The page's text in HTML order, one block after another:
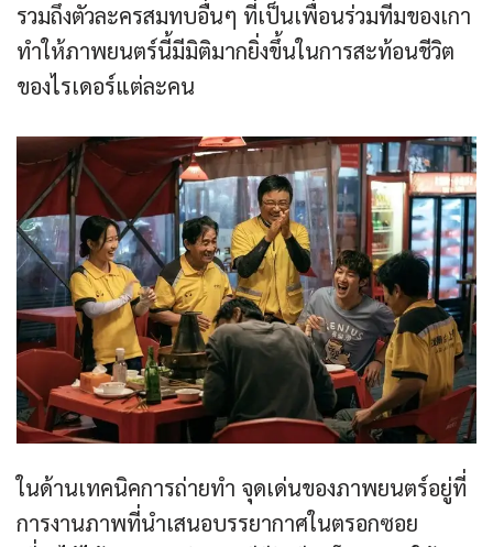
รวมถึงตัวละครสมทบอื่นๆ ที่เป็นเพื่อนร่วมทีมของเกา
ทำให้ภาพยนตร์นี้มีมิติมากยิ่งขึ้นในการสะท้อนชีวิต
ของไรเดอร์แต่ละคน
ในด้านเทคนิคการถ่ายทำ จุดเด่นของภาพยนตร์อยู่ที่
การงานภาพที่นำเสนอบรรยากาศในตรอกซอย